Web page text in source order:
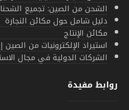
الشحن من الصين: تجميع
دليل شامل حول مكائن النجارة
مكائن الإنتاج
استيراد الإلكترونيات من
الشركات الدولية في مجال
روابط مفيدة